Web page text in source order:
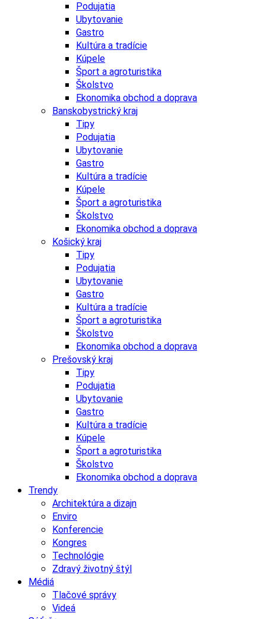
Podujatia
Ubytovanie
Gastro
Kultúra a tradície
Kúpele
Šport a agroturistika
Školstvo
Ekonomika obchod a doprava
Banskobystrický kraj
Tipy
Podujatia
Ubytovanie
Gastro
Kultúra a tradície
Kúpele
Šport a agroturistika
Školstvo
Ekonomika obchod a doprava
Košický kraj
Tipy
Podujatia
Ubytovanie
Gastro
Kultúra a tradície
Šport a agroturistika
Školstvo
Ekonomika obchod a doprava
Prešovský kraj
Tipy
Podujatia
Ubytovanie
Gastro
Kultúra a tradície
Kúpele
Šport a agroturistika
Školstvo
Ekonomika obchod a doprava
Trendy
Architektúra a dizajn
Enviro
Konferencie
Kongres
Technológie
Zdravý životný štýl
Médiá
Tlačové správy
Videá